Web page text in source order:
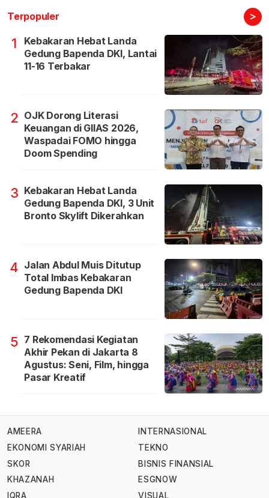
Terpopuler >
1
Kebakaran Hebat Landa
Gedung Bapenda DKI, Lantai
11-16 Terbakar
2 OJK Dorong Literasi
Keuangan di GIIAS 2026,
Waspadai FOMO hingga
Doom Spending
3 Kebakaran Hebat Landa
Gedung Bapenda DKI, 3 Unit
Bronto Skylift Dikerahkan
4 Jalan Abdul Muis Ditutup
Total Imbas Kebakaran
Gedung Bapenda DKI
5 7 Rekomendasi Kegiatan
Akhir Pekan di Jakarta 8
Agustus: Seni, Film, hingga
Pasar Kreatif
AMEERA
EKONOMI SYARIAH
SKOR
KHAZANAH
IQRA
INTERNASIONAL
TEKNO
BISNIS FINANSIAL
ESGNOW
VISUAL